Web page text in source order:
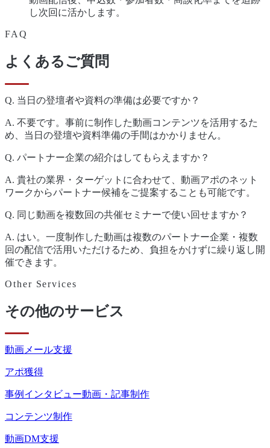
し次回に活かします。
FAQ
よくあるご質問
Q. 当日の登壇者や資料の準備は必要ですか？
A. 不要です。事前に制作した動画コンテンツを活用するた
め、当日の登壇や資料準備の手間はかかりません。
Q. パートナー企業の紹介はしてもらえますか？
A. 貴社の業界・ターゲットに合わせて、動画アポのネット
ワークからパートナー候補をご提案することも可能です。
Q. 同じ動画を複数回の共催セミナーで使い回せますか？
A. はい。一度制作した動画は複数のパートナー企業・複数
回の配信で活用いただけるため、負担をかけずに繰り返し開
催できます。
Other Services
その他のサービス
動画メール支援
アポ獲得
事例インタビュー動画・記事制作
コンテンツ制作
動画DM支援